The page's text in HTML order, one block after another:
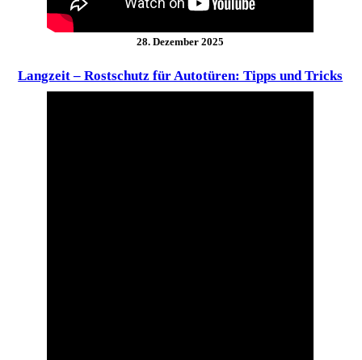
28. Dezember 2025
Langzeit – Rostschutz für Autotüren: Tipps und Tricks